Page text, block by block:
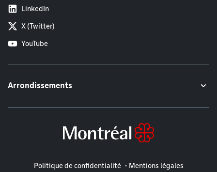
LinkedIn
X (Twitter)
YouTube
Arrondissements
Mentions légales
Politique de confidentialité Mentions légales